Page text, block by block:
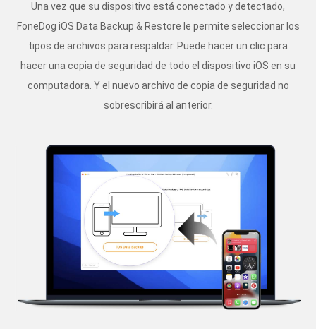
Una vez que su dispositivo está conectado y detectado,
FoneDog iOS Data Backup & Restore le permite seleccionar los
tipos de archivos para respaldar. Puede hacer un clic para
hacer una copia de seguridad de todo el dispositivo iOS en su
computadora. Y el nuevo archivo de copia de seguridad no
sobrescribirá al anterior.